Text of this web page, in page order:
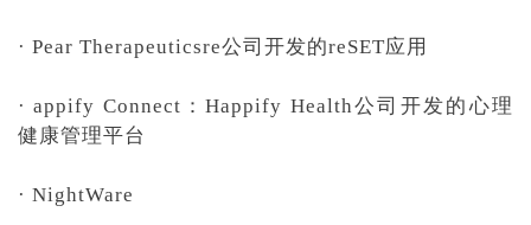
· Pear Therapeuticsre公司开发的reSET应用
· appify Connect：Happify Health公司开发的心理
健康管理平台
· NightWare